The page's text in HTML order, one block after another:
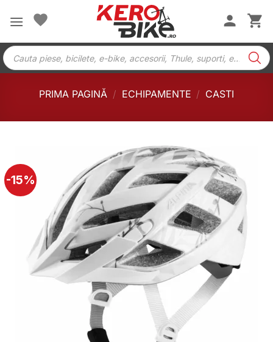
Products
search
PRIMA PAGINĂ / ECHIPAMENTE / CASTI
-15%